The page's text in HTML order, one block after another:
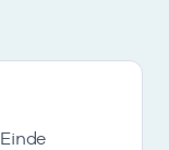
Einde